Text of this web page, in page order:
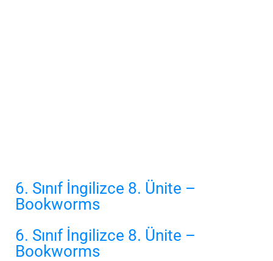
6. Sınıf İngilizce 8. Ünite –
Bookworms
6. Sınıf İngilizce 8. Ünite –
Bookworms